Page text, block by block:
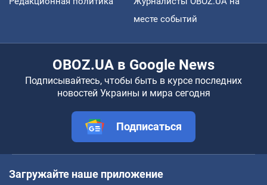
месте событий
OBOZ.UA в Google News
Подписывайтесь, чтобы быть в курсе последних
новостей Украины и мира сегодня
Подписаться
Загружайте наше приложение